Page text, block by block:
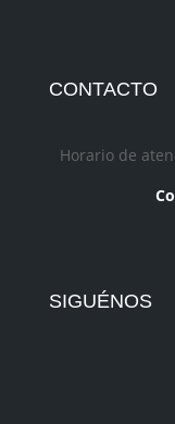
CONTACTO
Horario de
SIGUÉNOS